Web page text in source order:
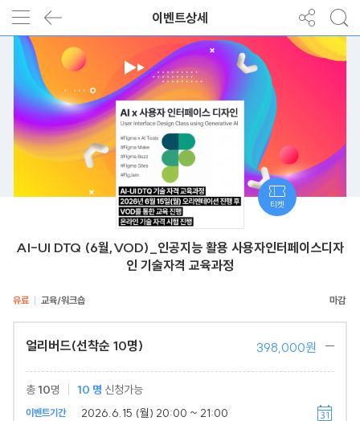
이벤트상세
AI-UI DTQ (6월,VOD)_인공지능 활용 사용자인터페이스디자
인 기술자격 교육과정
유료 교육/워크숍
얼리버드(선착순 10명) 398,000원
총10명 10 명 신청가능
이벤트기간 2026.6.15 (월) 20:00 ~ 21:00
티켓